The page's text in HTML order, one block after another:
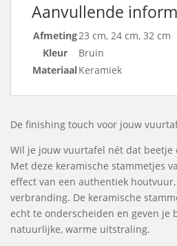
Aanvullende
Afmeting23 cm, 24 cm, 32 cm
Kleur
Bruin
MateriaalKeramiek
De finishing touch voor jouw
Wil je jouw vuurtafel nét dat beetje
Met deze keramische stammetjes
effect van een authentiek
verbranding. De keramische
echt te onderscheiden en geven je
natuurlijke, warme uitstraling.